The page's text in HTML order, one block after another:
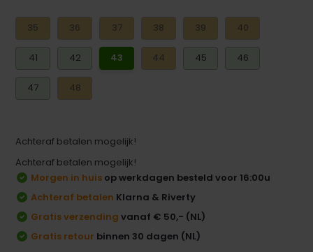
35 36 37 38 39 40
41 42 43 44 45 46
47 48
Achteraf betalen mogelijk!
Achteraf betalen mogelijk!
Morgen in huis op werkdagen besteld voor 16:00u
Achteraf betalen Klarna & Riverty
Gratis verzending vanaf € 50,- (NL)
Gratis retour binnen 30 dagen (NL)